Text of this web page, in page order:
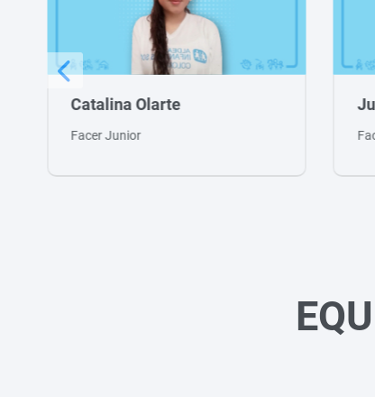
Julio César Páez
Facer Senior